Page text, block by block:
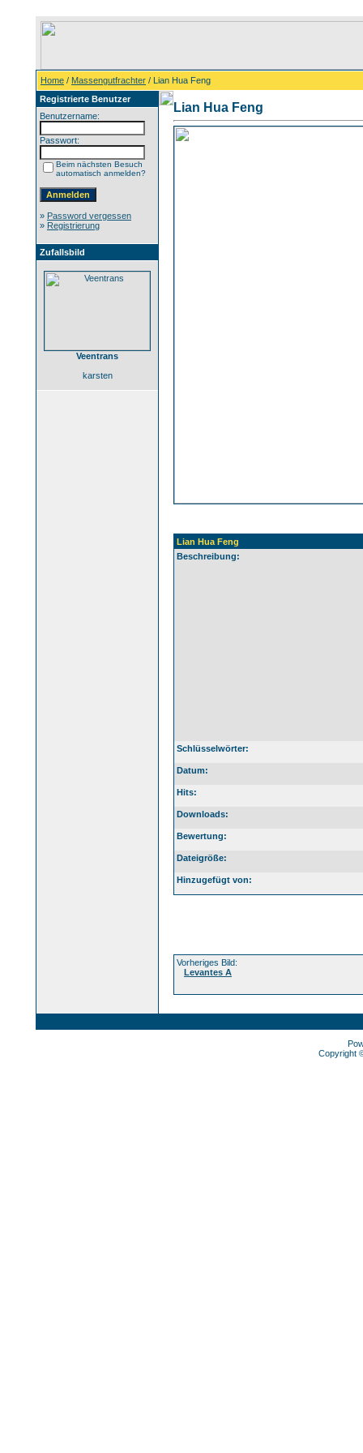
Home / Massengutfrachter / Lian Hua Feng
Registrierte Benutzer
Benutzername:
Passwort:
Beim nächsten Besuch
automatisch anmelden?
» Password vergessen
» Registrierung
Zufallsbild
Veentrans
karsten
Lian Hua Feng
Lian Hua Feng
Beschreibung:
Schlüsselwörter:
Datum:
Hits:
Downloads:
Bewertung:
Dateigröße:
Hinzugefügt von:
Vorheriges Bild:
Levantes A
Copyright